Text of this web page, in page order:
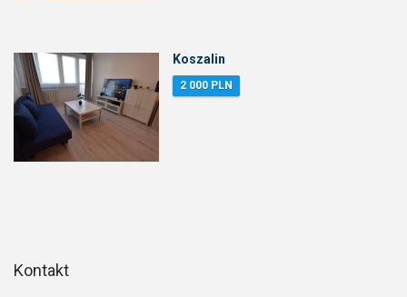
Koszalin
2 000 PLN
Kontakt